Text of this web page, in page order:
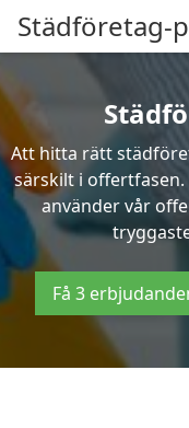
Städföretag-
Att hitta rätt
särskilt i
använder vår
Få 3